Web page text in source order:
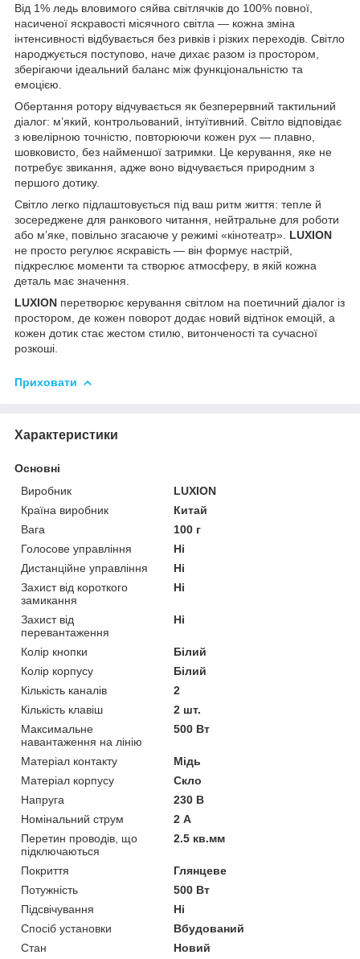
Від 1% ледь вловимого сяйва світлячків до 100% повної,
насиченої яскравості місячного світла — кожна зміна
інтенсивності відбувається без ривків і різких переходів. Світло
народжується поступово, наче дихає разом із простором,
зберігаючи ідеальний баланс між функціональністю та
емоцією.
Обертання ротору відчувається як безперервний тактильний
діалог: м’який, контрольований, інтуїтивний. Світло відповідає
з ювелірною точністю, повторюючи кожен рух — плавно,
шовковисто, без найменшої затримки. Це керування, яке не
потребує звикання, адже воно відчувається природним з
першого дотику.
Світло легко підлаштовується під ваш ритм життя: тепле й
зосереджене для ранкового читання, нейтральне для роботи
або м’яке, повільно згасаюче у режимі «кінотеатр». LUXION
не просто регулює яскравість — він формує настрій,
підкреслює моменти та створює атмосферу, в якій кожна
деталь має значення.
LUXION перетворює керування світлом на поетичний діалог із
простором, де кожен поворот додає новий відтінок емоцій, а
кожен дотик стає жестом стилю, витонченості та сучасної
розкоші.
Приховати
Характеристики
Основні
Виробник
LUXION
Країна виробник
Китай
Вага
100 г
Голосове управління
Ні
Дистанційне управління
Ні
Захист від короткого
замикання
Ні
Захист від
перевантаження
Ні
Колір кнопки
Білий
Колір корпусу
Білий
Кількість каналів
2
Кількість клавіш
2 шт.
Максимальне
навантаження на лінію
500 Вт
Матеріал контакту
Мідь
Матеріал корпусу
Скло
Напруга
230 В
Номінальний струм
2 А
Перетин проводів, що
підключаються
2.5 кв.мм
Покриття
Глянцеве
Потужність
500 Вт
Підсвічування
Ні
Спосіб установки
Вбудований
Стан
Новий